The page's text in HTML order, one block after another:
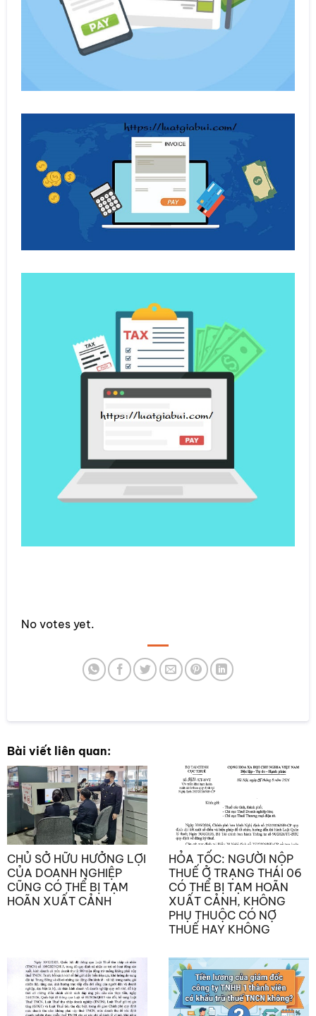
SUBMIT RATING
No votes yet.
Bài viết liên quan:
CHỦ SỞ HỮU HƯỞNG LỢI
CỦA DOANH NGHIỆP
CŨNG CÓ THỂ BỊ TẠM
HOÃN XUẤT CẢNH
HỎA TỐC: NGƯỜI NỘP
THUẾ Ở TRẠNG THÁI 06
CÓ THỂ BỊ TẠM HOÃN
XUẤT CẢNH, KHÔNG
PHỤ THUỘC CÓ NỢ
THUẾ HAY KHÔNG